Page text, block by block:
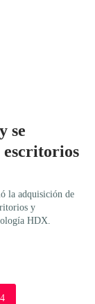
se
escritorios
la adquisición de
y
HDX.
4